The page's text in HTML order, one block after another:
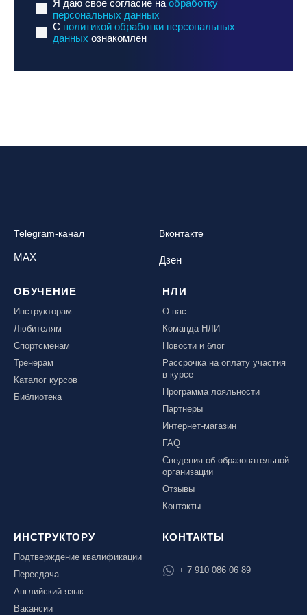
Я даю свое согласие на обработку
персональных данных
C политикой обработки персональных
данных ознакомлен
Telegram-канал Вконтакте
MAX Дзен
ОБУЧЕНИЕ
Инструкторам
Любителям
Спортсменам
Тренерам
Каталог курсов
Библиотека
НЛИ
О нас
Команда НЛИ
Новости и блог
Рассрочка на оплату участия
в курсе
Программа лояльности
Партнеры
Интернет-магазин
FAQ
Сведения об образовательной
организации
Отзывы
Контакты
ИНСТРУКТОРУ
Подтверждение квалификации
Пересдача
Английский язык
Вакансии
КОНТАКТЫ
+ 7 910 086 06 89